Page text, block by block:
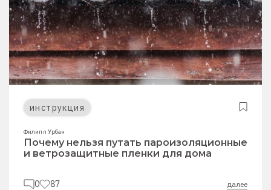
инструкция
Филипп Урбан
Почему нельзя путать пароизоляционные
и ветрозащитные пленки для дома
0 87 далее